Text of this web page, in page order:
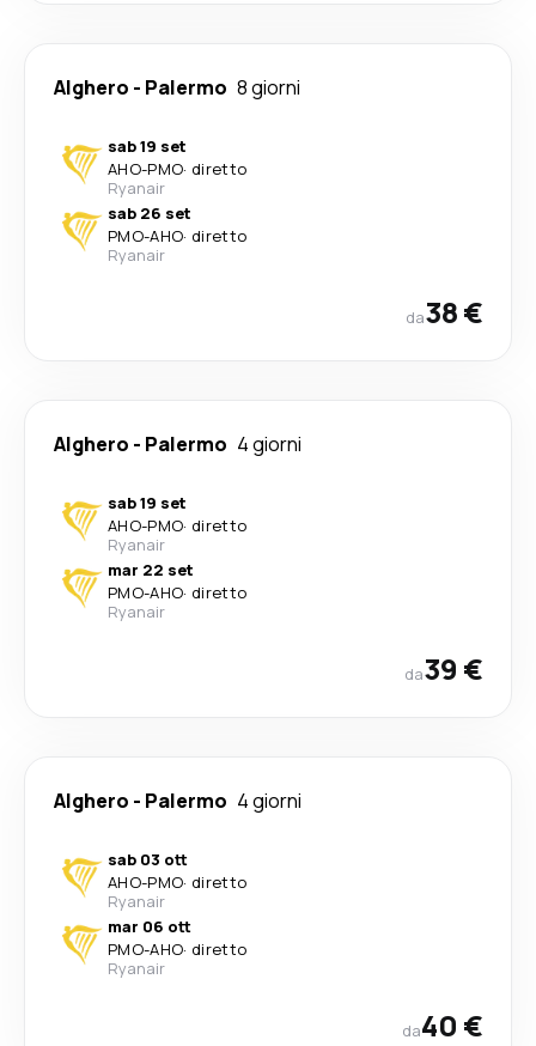
Alghero - Palermo 8 giorni
sab 19 set
AHO-PMO· diretto
Ryanair
sab 26 set
PMO-AHO· diretto
Ryanair
da38 €
Alghero - Palermo 4 giorni
sab 19 set
AHO-PMO· diretto
Ryanair
mar 22 set
PMO-AHO· diretto
Ryanair
da39 €
Alghero - Palermo 4 giorni
sab 03 ott
AHO-PMO· diretto
Ryanair
mar 06 ott
PMO-AHO· diretto
Ryanair
da40 €